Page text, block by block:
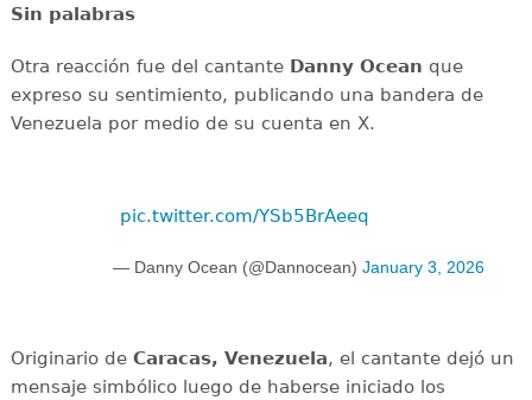
Sin palabras
Otra reacción fue del cantanteDanny Ocean que
expreso su sentimiento, publicando una bandera de
Venezuela por medio de su cuenta en X.
pic.twitter.com/YSb5BrAeeq
— Danny Ocean (@Dannocean) January 3, 2026
Originario deCaracas, Venezuela, el cantante dejó un
mensaje simbólico luego de haberse iniciado los